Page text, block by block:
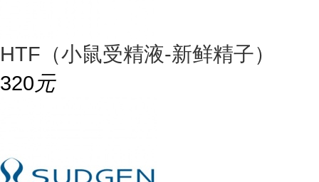
HTF（小鼠受精液-新鲜精子）
320元